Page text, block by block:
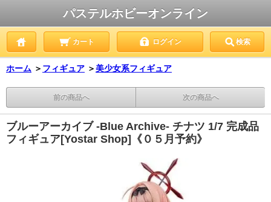
パステルホビーオンライン
カート ログイン 検索
ホーム ＞ フィギュア ＞美少女系フィギュア
前の商品へ 次の商品へ
ブルーアーカイブ -Blue Archive- チナツ 1/7 完成品
フィギュア[Yostar Shop]《０５月予約》